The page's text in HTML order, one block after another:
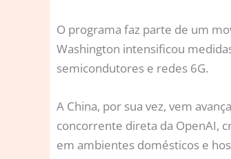
O programa faz parte de um
Washington intensificou
semicondutores e redes 6G.
A China, por sua vez, vem
concorrente direta da OpenAI,
em ambientes domésticos e